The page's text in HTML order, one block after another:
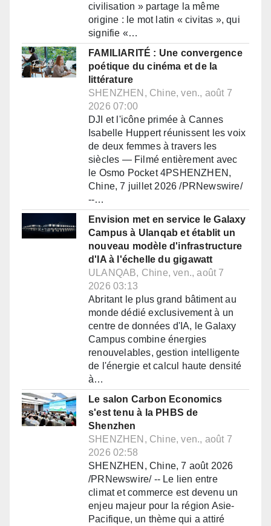
civilisation » partage la même
origine : le mot latin « civitas », qui
signifie «…
FAMILIARITÉ : Une convergence
poétique du cinéma et de la
littérature
SHENZHEN, Chine, ven., août 7
2026 07:00
DJI et l'icône primée à Cannes
Isabelle Huppert réunissent les voix
de deux femmes à travers les
siècles — Filmé entièrement avec
le Osmo Pocket 4PSHENZHEN,
Chine, 7 juillet 2026 /PRNewswire/
--…
Envision met en service le Galaxy
Campus à Ulanqab et établit un
nouveau modèle d'infrastructure
d'IA à l'échelle du gigawatt
ULANQAB, Chine, ven., août 7
2026 03:13
Abritant le plus grand bâtiment au
monde dédié exclusivement à un
centre de données d'IA, le Galaxy
Campus combine énergies
renouvelables, gestion intelligente
de l'énergie et calcul haute densité
à…
Le salon Carbon Economics
s'est tenu à la PHBS de
Shenzhen
SHENZHEN, Chine, ven., août 7
2026 02:58
SHENZHEN, Chine, 7 août 2026
/PRNewswire/ -- Le lien entre
climat et commerce est devenu un
enjeu majeur pour la région Asie-
Pacifique, un thème qui a attiré